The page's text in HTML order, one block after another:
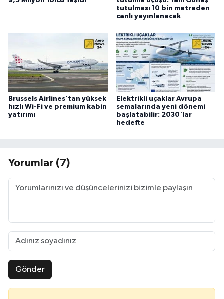
tutulması 10 bin metreden
canlı yayınlanacak
Brussels Airlines'tan yüksek
hızlı Wi-Fi ve premium kabin
yatırımı
Elektrikli uçaklar Avrupa
semalarında yeni dönemi
başlatabilir: 2030'lar
hedefte
Yorumlar (7)
Gönder